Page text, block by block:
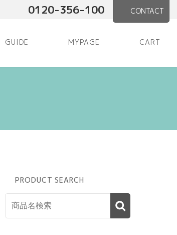
0120-356-100 CONTACT
GUIDE MYPAGE CART
PRODUCT SEARCH